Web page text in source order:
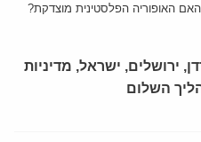
האם האופוריה הפלסטינית מוצדקת?
, ירושלים, ישראל, מדיניות
השלום